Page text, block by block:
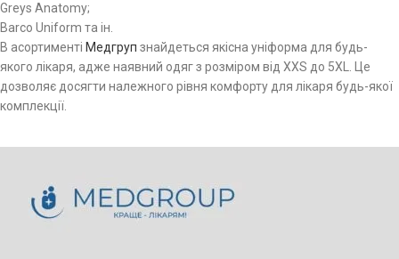
Greys Anatomy;
Barco Uniform та ін.
В асортименті Медгруп знайдеться якісна уніформа для будь-
якого лікаря, адже наявний одяг з розміром від XXS до 5XL. Це
дозволяє досягти належного рівня комфорту для лікаря будь-якої
комплекції.